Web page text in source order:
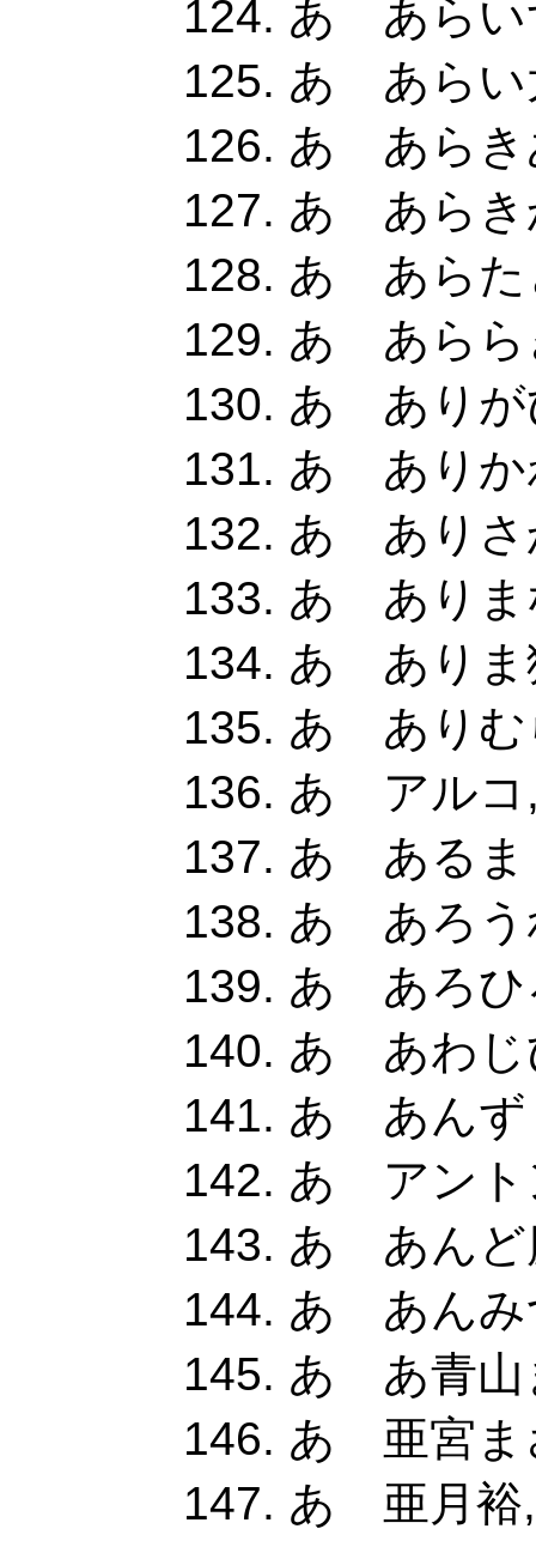
あ あらい
あ あらい
あ あら
あ あら
あ あらた
あ あらら
あ あり
あ ありか
あ ありさ
あ ありま
あ ありま
あ ありむ
あ アルコ
あ ある
あ あろ
あ あろひ
あ あわ
あ あんず
あ アント
あ あん
あ あん
あ あ青山
あ 亜宮ま
あ 亜月裕